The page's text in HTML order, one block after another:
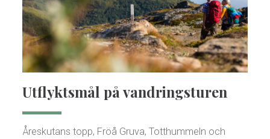
Utflyktsmål på vandringsturen
Åreskutans topp, Fröå Gruva, Totthummeln och